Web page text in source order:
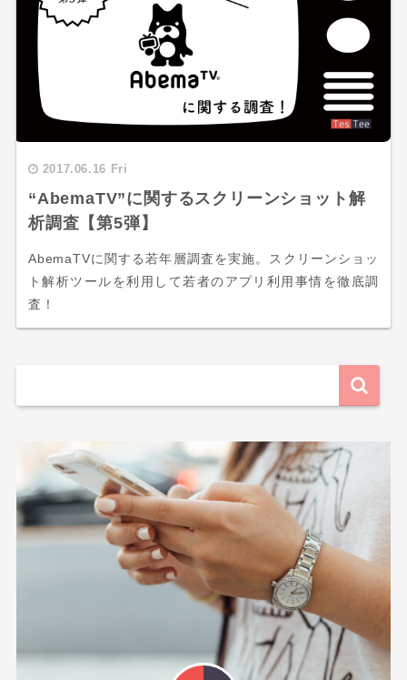
2017.06.16 Fri
“AbemaTV”に関するスクリーンショット解
析調査【第5弾】
AbemaTVに関する若年層調査を実施。スクリーンショッ
ト解析ツールを利用して若者のアプリ利用事情を徹底調
査！